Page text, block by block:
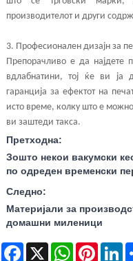
производителот и други
3. Професионален дизајн за
Препорачливо е да најдете
вдлабнатини, тој ќе ви ја
гаранција за ефектот на
исто време, колку што е
ви заштеди такса.
Претходна:
Зошто некои вакумски
по одреден временски
Следно:
Материјали за
домашни миленици
Facebook
X WhatsApp